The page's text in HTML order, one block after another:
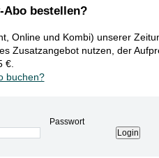
bestellen?
Online und Kombi) unserer
Zusatzangebot nutzen, der
€.
buchen?
Passwort